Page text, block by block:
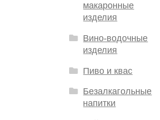
макаронные
изделия
Вино-водочные
изделия
Пиво и квас
Безалкагольные
напитки